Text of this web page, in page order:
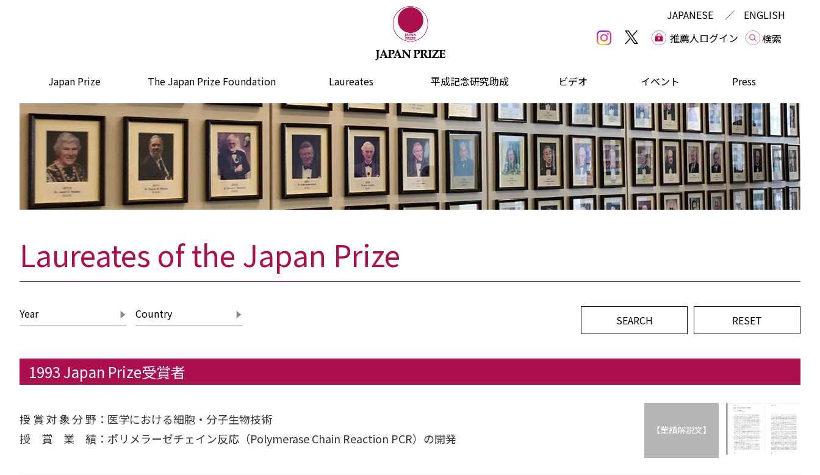
JAPANESE
ENGLISH
推薦人ログイン
Japan Prize The Japan Prize Foundation Laureates 平成記念研究助成 ビデオ イベント Press
Laureates of the Japan Prize
1993 Japan Prize受賞者
授賞対象分野 ： 医学における細胞・分子生物技術
授賞業績 ： ポリメラーゼチェイン反応（Polymerase Chain Reaction PCR）の開発
【業績解説文】